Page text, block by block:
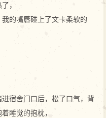
，
的嘴唇碰上了文卡柔软的
宿舍门口后，松了口气，背
睡觉的抱枕，